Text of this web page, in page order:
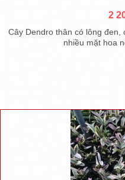
2
Cây Dendro thân có lông
nhiều mặt hoa